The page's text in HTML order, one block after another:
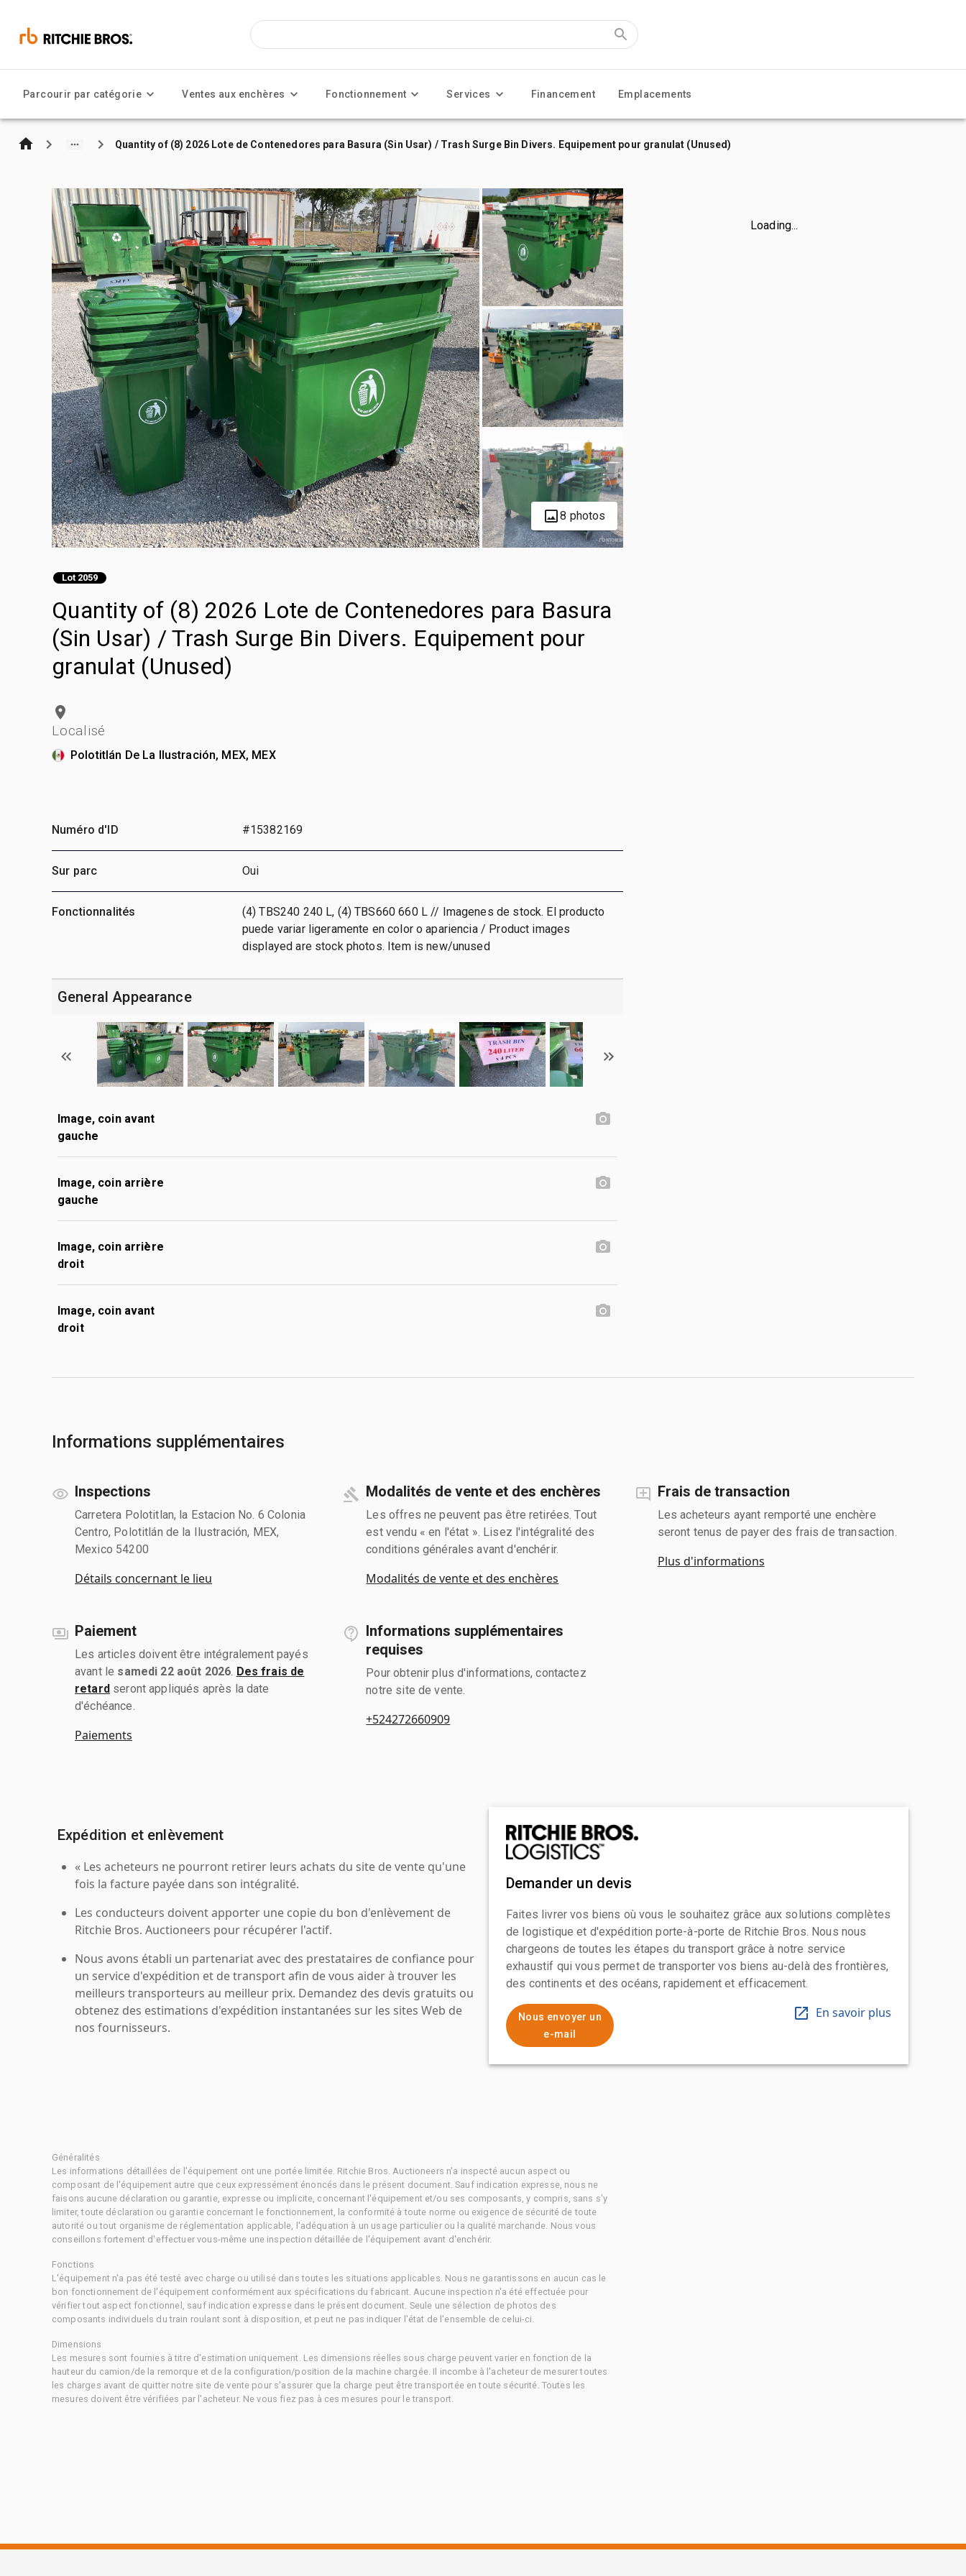
Parcourir par catégorie Ventes aux enchères Fonctionnement Services Financement Emplacements
Quantity of (8) 2026 Lote de Contenedores para Basura (Sin Usar) / Trash Surge Bin Divers. Equipement pour granulat (Unused)
8 photos
Lot 2059
Quantity of (8) 2026 Lote de Contenedores para Basura
(Sin Usar) / Trash Surge Bin Divers. Equipement pour
granulat (Unused)
Localisé
Polotitlán De La Ilustración, MEX, MEX
Loading...
Numéro d'ID #15382169
Sur parc Oui
Fonctionnalités
(4) TBS240 240 L, (4) TBS660 660 L // Imagenes de stock. El producto
puede variar ligeramente en color o apariencia / Product images
displayed are stock photos. Item is new/unused
General Appearance
Image, coin avant
gauche
Image, coin arrière
gauche
Image, coin arrière
droit
Image, coin avant
droit
Informations supplémentaires
Inspections
Carretera Polotitlan, la Estacion No. 6 Colonia
Centro, Polotitlán de la Ilustración, MEX,
Mexico 54200
Détails concernant le lieu
Modalités de vente et des enchères
Les offres ne peuvent pas être retirées. Tout
est vendu « en l'état ». Lisez l'intégralité des
conditions générales avant d'enchérir.
Modalités de vente et des enchères
Frais de transaction
Les acheteurs ayant remporté une enchère
seront tenus de payer des frais de transaction.
Plus d'informations
Paiement
Les articles doivent être intégralement payés
avant le samedi 22 août 2026 Des frais de
retardseront appliqués après la date
d'échéance.
Paiements
Informations supplémentaires
requises
Pour obtenir plus d'informations, contactez
notre site de vente.
+524272660909
Expédition et enlèvement
« Les acheteurs ne pourront retirer leurs achats du site de vente qu'une
fois la facture payée dans son intégralité.
Les conducteurs doivent apporter une copie du bon d'enlèvement de
Ritchie Bros. Auctioneers pour récupérer l'actif.
Nous avons établi un partenariat avec des prestataires de confiance pour
un service d'expédition et de transport afin de vous aider à trouver les
meilleurs transporteurs au meilleur prix. Demandez des devis gratuits ou
obtenez des estimations d'expédition instantanées sur les sites Web de
nos fournisseurs.
Demander un devis
Faites livrer vos biens où vous le souhaitez grâce aux solutions complètes
de logistique et d'expédition porte-à-porte de Ritchie Bros. Nous nous
chargeons de toutes les étapes du transport grâce à notre service
exhaustif qui vous permet de transporter vos biens au-delà des frontières,
des continents et des océans, rapidement et efficacement.
Nous envoyer un
e-mail
En savoir plus
Généralités
Les informations détaillées de l'équipement ont une portée limitée. Ritchie Bros. Auctioneers n'a inspecté aucun aspect ou
composant de l'équipement autre que ceux expressément énoncés dans le présent document. Sauf indication expresse, nous ne
faisons aucune déclaration ou garantie, expresse ou implicite, concernant l'équipement et/ou ses composants, y compris, sans s'y
limiter, toute déclaration ou garantie concernant le fonctionnement, la conformité à toute norme ou exigence de sécurité de toute
autorité ou tout organisme de réglementation applicable, l'adéquation à un usage particulier ou la qualité marchande. Nous vous
conseillons fortement d'effectuer vous-même une inspection détaillée de l'équipement avant d'enchérir.
Fonctions
L'équipement n'a pas été testé avec charge ou utilisé dans toutes les situations applicables. Nous ne garantissons en aucun cas le
bon fonctionnement de l'équipement conformément aux spécifications du fabricant. Aucune inspection n'a été effectuée pour
vérifier tout aspect fonctionnel, sauf indication expresse dans le présent document. Seule une sélection de photos des
composants individuels du train roulant sont à disposition, et peut ne pas indiquer l'état de l'ensemble de celui-ci.
Dimensions
Les mesures sont fournies à titre d'estimation uniquement. Les dimensions réelles sous charge peuvent varier en fonction de la
hauteur du camion/de la remorque et de la configuration/position de la machine chargée. Il incombe à l'acheteur de mesurer toutes
les charges avant de quitter notre site de vente pour s'assurer que la charge peut être transportée en toute sécurité. Toutes les
mesures doivent être vérifiées par l'acheteur. Ne vous fiez pas à ces mesures pour le transport.